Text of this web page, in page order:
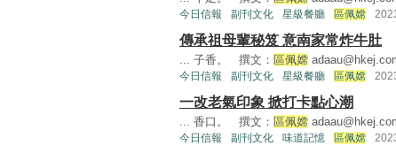
今日信報 副刊文化 星級餐廳 區佩嫦
傳承祖母輩秘笈 意南家常炸牛肚
... 子香。 撰文： 區佩嫦
今日信報 副刊文化 星級餐廳 區佩嫦
一改老氣印象 掀打卡點心潮
... 香口。 撰文： 區佩嫦
今日信報 副刊文化 味道記憶 區佩嫦